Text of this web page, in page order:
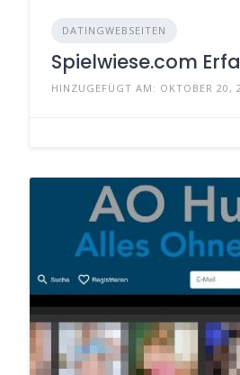
DATINGWEBSEITEN
Spielwiese.com
HINZUGEFÜGT AM: OKTOBER 20,